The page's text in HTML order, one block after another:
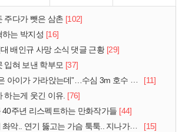
주다가 뺏은 삼촌 [102]
하는 박지성 [16]
배인규 사망 소식 댓글 근황 [29]
입혀 보낸 학부모 [37]
이가 가라앉는데”…수심 3m 호수 뛰어든 60대 의인
[11]
하는게 웃긴 이유. [76]
40주년 리스펙트하는 만화작가들 [44]
.. 연기 뚫고는 가슴 툭툭.. 지나가던 아재의 정체
[15]